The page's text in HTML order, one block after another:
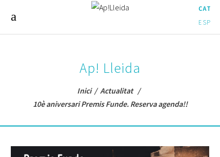
CAT
ESP
Ap! Lleida
Inici/ Actualitat /
10è aniversari Premis Funde. Reserva agenda!!